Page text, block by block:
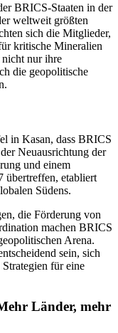
BRICS-Staaten in der
weltweit größten
sich die Mitglieder,
kritische Mineralien
nur ihre
die geopolitische
in Kasan, dass BRICS
Neuausrichtung der
und einem
übertreffen, etabliert
Südens.
die Förderung von
machen BRICS
Arena.
sein, sich
für eine
Länder, mehr